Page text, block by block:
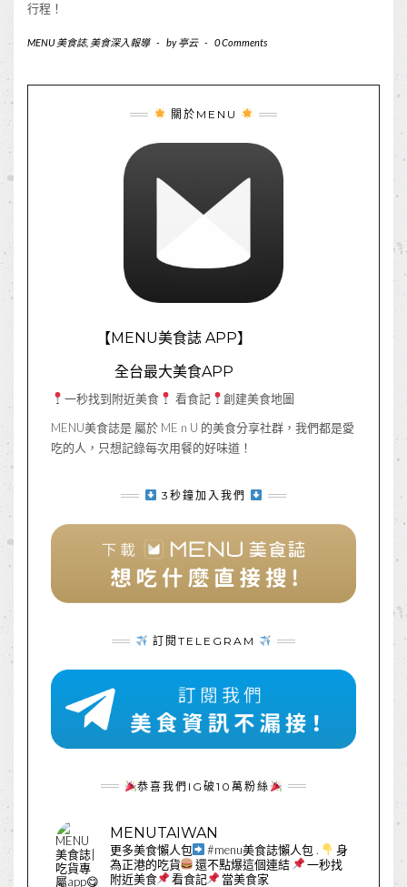
行程！
MENU 美食誌, 美食深入報導 - by亭云 - 0 Comments
關於MENU
【MENU美食誌 APP】
全台最大美食APP
一秒找到附近美食 看食記
創建美食地圖
MENU美食誌是 屬於 ME n U 的美食分享社群，我們都是愛
吃的人，只想記錄每次用餐的好味道！
3秒鐘加入我們
訂閱TELEGRAM
恭喜我們IG破10萬粉絲
MENUTAIWAN
更多美食懶人包 #menu美食誌懶人包 .
身
為正港的吃貨
還不點爆這個連結
一秒找
附近美食
看食記 當美食家